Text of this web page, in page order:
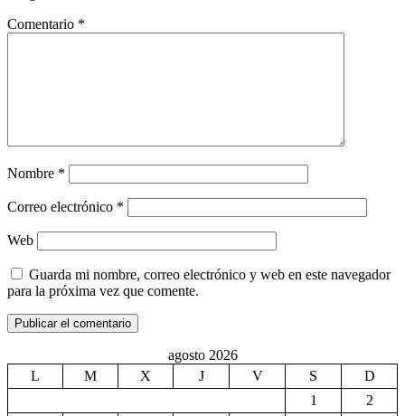
Comentario *
Nombre *
Correo electrónico *
Web
Guarda mi nombre, correo electrónico y web en este navegador
para la próxima vez que comente.
agosto 2026
L
M X J V S
D
1
2